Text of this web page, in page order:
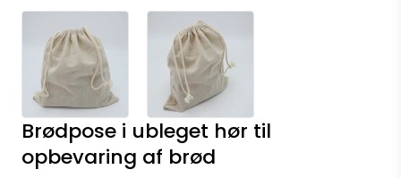
Brødpose i ubleget hør til
opbevaring af brød